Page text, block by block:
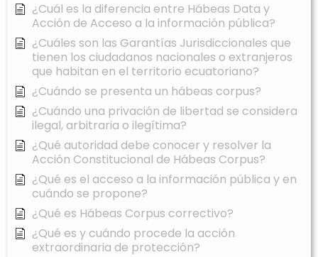
¿Cuál es la diferencia entre Hábeas Data y
Acción de Acceso a la información pública?
¿Cuáles son las Garantías Jurisdiccionales que
tienen los ciudadanos nacionales o extranjeros
que habitan en el territorio ecuatoriano?
¿Cuándo se presenta un hábeas corpus?
¿Cuándo una privación de libertad se considera
ilegal, arbitraria o ilegítima?
¿Qué autoridad debe conocer y resolver la
Acción Constitucional de Hábeas Corpus?
¿Qué es el acceso a la información pública y en
cuándo se propone?
¿Qué es Hábeas Corpus correctivo?
¿Qué es y cuándo procede la acción
extraordinaria de protección?